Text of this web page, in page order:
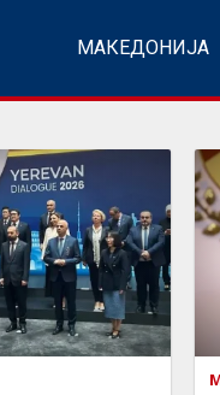
МАКЕДОНИЈА